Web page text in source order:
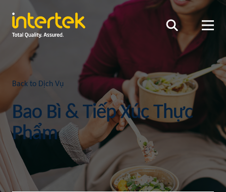
Back to Dịch Vụ
Bao Bì & Tiếp Xúc Thực
Phẩm